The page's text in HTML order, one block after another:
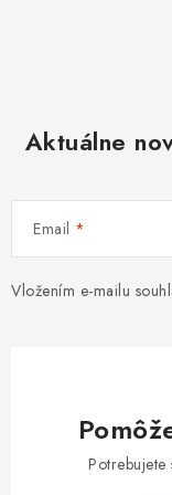
Aktuálne
Email
Vložením e-mailu